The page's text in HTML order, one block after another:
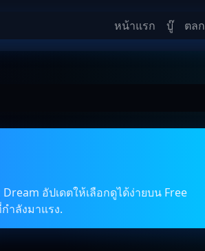
หน้าแรก บู๊ ตลก
อัปเดตให้เลือกดูได้ง่ายบน Free
ำลังมาแรง.